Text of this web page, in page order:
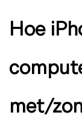
Hoe
met/